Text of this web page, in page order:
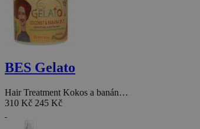
BES Gelato
Hair Treatment Kokos a banán…
310 Kč 245 Kč